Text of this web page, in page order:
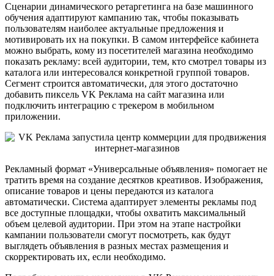
Сценарии динамического ретаргетинга на базе машинного
обучения адаптируют кампанию так, чтобы показывать
пользователям наиболее актуальные предложения и
мотивировать их на покупки. В самом интерфейсе кабинета
можно выбрать, кому из посетителей магазина необходимо
показать рекламу: всей аудитории, тем, кто смотрел товары из
каталога или интересовался конкретной группой товаров.
Сегмент строится автоматически, для этого достаточно
добавить пиксель VK Реклама на сайт магазина или
подключить интеграцию с трекером в мобильном
приложении.
Рекламный формат «Универсальные объявления» помогает не
тратить время на создание десятков креативов. Изображения,
описание товаров и цены передаются из каталога
автоматически. Система адаптирует элементы рекламы под
все доступные площадки, чтобы охватить максимальный
объем целевой аудитории. При этом на этапе настройки
кампании пользователи смогут посмотреть, как будут
выглядеть объявления в разных местах размещения и
скорректировать их, если необходимо.